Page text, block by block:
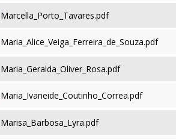
Marcella_Porto_Tavares.pdf
Maria_Alice_Veiga_Ferreira_de_Souza.pdf
Maria_Geralda_Oliver_Rosa.pdf
Maria_Ivaneide_Coutinho_Correa.pdf
Marisa_Barbosa_Lyra.pdf